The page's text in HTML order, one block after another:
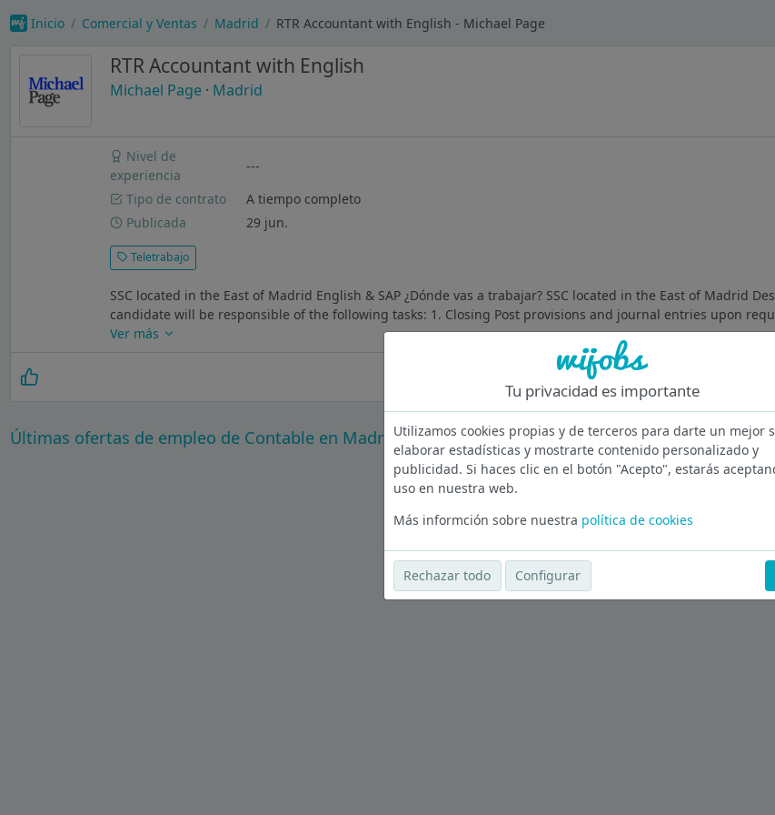
Inicio Comercial y Ventas Madrid RTR Accountant with English - Michael Page
RTR Accountant with English
Michael Page · Madrid
Nivel de
experiencia
---
Tipo de contrato
A tiempo completo
Publicada
29 jun.
Teletrabajo
SSC located in the East of Madrid English & SAP ¿Dónde vas a trabajar? SSC located in the East of Madrid
candidate will be responsible of the following tasks: 1. Closing Post provisions and journal entries upon
Ver más
Últimas ofertas de empleo de Contable en Madrid
Ver más ofertas
Tu privacidad es importante
Utilizamos cookies propias y de terceros para darte un mejor
elaborar estadísticas y mostrarte contenido personalizado y
publicidad. Si haces clic en el botón "Acepto", estarás
uso en nuestra web.
Más informción sobre nuestra política de cookies
Rechazar todo Configurar